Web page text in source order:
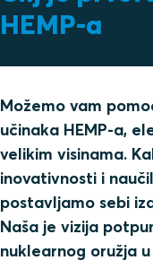
HEMP-a
Možemo vam
učinaka HEMP-a,
velikim visinama.
inovativnosti i
postavljamo sebi
Naša je vizija
nuklearnog oružja